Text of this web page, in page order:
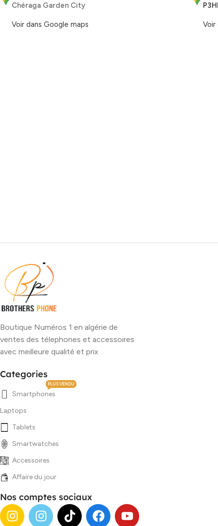
Chéraga Garden City
Voir dans Google maps Voir
Boutique Numéros 1 en algérie de
ventes des télephones et accessoires
avec meilleure qualité et prix
Categories
Smartphones
PLUS VENDU
Laptops
Tablets
Smartwatches
Accessoires
Affaire du jour
Nos comptes sociaux